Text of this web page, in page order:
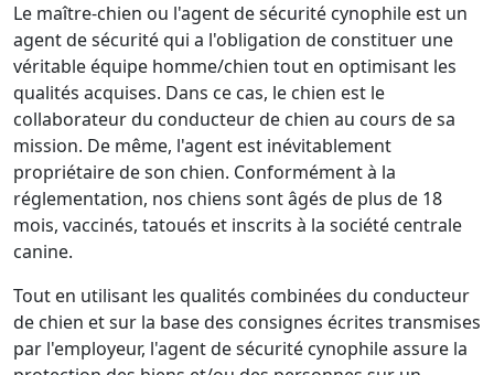
Le maître-chien ou l'agent de sécurité cynophile est un
agent de sécurité qui a l'obligation de constituer une
véritable équipe homme/chien tout en optimisant les
qualités acquises. Dans ce cas, le chien est le
collaborateur du conducteur de chien au cours de sa
mission. De même, l'agent est inévitablement
propriétaire de son chien. Conformément à la
réglementation, nos chiens sont âgés de plus de 18
mois, vaccinés, tatoués et inscrits à la société centrale
canine.
Tout en utilisant les qualités combinées du conducteur
de chien et sur la base des consignes écrites transmises
par l'employeur, l'agent de sécurité cynophile assure la